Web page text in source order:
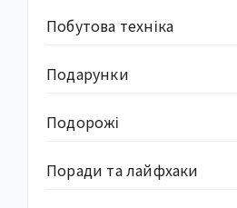
Побутова техніка
Подарунки
Подорожі
Поради та лайфхаки